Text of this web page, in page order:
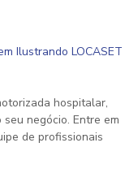
hospitalar,
negócio. Entre em
de profissionais